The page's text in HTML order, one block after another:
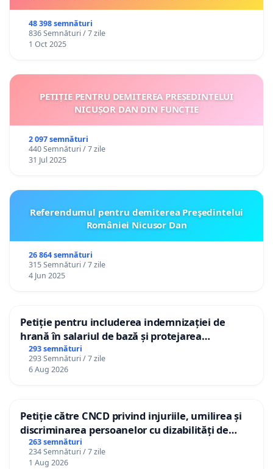
48 398 semnături
836 Semnături / 7 zile
1 Oct 2025
PETIȚIE PENTRU DEMITEREA PREȘEDINTELUI
NICUȘOR DAN DIN FUNCȚIE
2 097 semnături
440 Semnături / 7 zile
31 Jul 2025
Referendumul pentru demiterea Preşedintelui
României Nicusor Dan
26 864 semnături
315 Semnături / 7 zile
4 Jun 2025
Petiție pentru includerea indemnizației de
hrană în salariul de bază și protejarea
gradațiilor de vechime pentru asistenții
personali
293 semnături
293 Semnături / 7 zile
6 Aug 2026
Petiție către CNCD privind injuriile, umilirea și
discriminarea persoanelor cu dizabilități de
către utilizatorul TikTok „Gorici”
263 semnături
234 Semnături / 7 zile
1 Aug 2026